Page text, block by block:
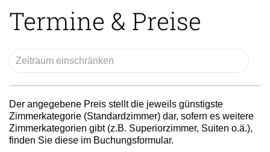
Termine & Preise
Der angegebene Preis stellt die jeweils günstigste
Zimmerkategorie (Standardzimmer) dar, sofern es weitere
Zimmerkategorien gibt (z.B. Superiorzimmer, Suiten o.ä.),
finden Sie diese im Buchungsformular.